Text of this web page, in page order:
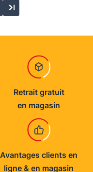
Retrait gratuit
en magasin
Avantages clients en
ligne & en magasin